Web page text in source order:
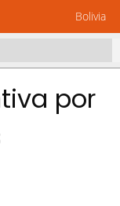
Bolivia
por